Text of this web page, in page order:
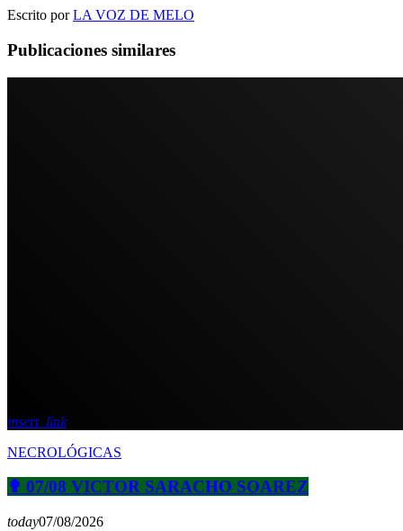
Escrito porLA VOZ DE MELO
Publicaciones similares
insert_link
NECROLÓGICAS
✟ 07/08 VICTOR SARACHO SOAREZ
today07/08/2026